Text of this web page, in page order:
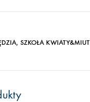
, SZKOŁA KWIATY&MIUT